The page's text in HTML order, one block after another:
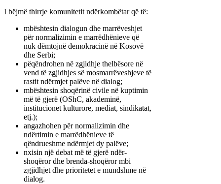
I bëjmë thirrje komunitetit ndërkombëtar që të:
mbështesin dialogun dhe marrëveshjet
për normalizimin e marrëdhënieve që
nuk dëmtojnë demokracinë në Kosovë
dhe Serbi;
pëqëndrohen në zgjidhje thelbësore në
vend të zgjidhjes së mosmarrëveshjeve të
rastit ndërmjet palëve në dialog;
mbështesin shoqërinë civile në kuptimin
më të gjerë (OShC, akademinë,
institucionet kulturore, mediat, sindikatat,
etj.);
angazhohen për normalizimin dhe
ndërtimin e marrëdhënieve të
qëndrueshme ndërmjet dy palëve;
nxisin një debat më të gjerë ndër-
shoqëror dhe brenda-shoqëror mbi
zgjidhjet dhe prioritetet e mundshme në
dialog.